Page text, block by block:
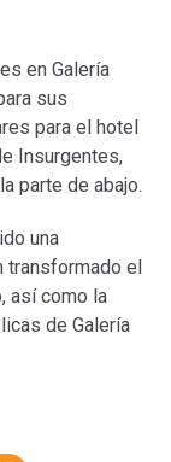
en Galería
sus
para el hotel
Insurgentes,
parte de abajo.
una
transformado el
así como la
de Galería